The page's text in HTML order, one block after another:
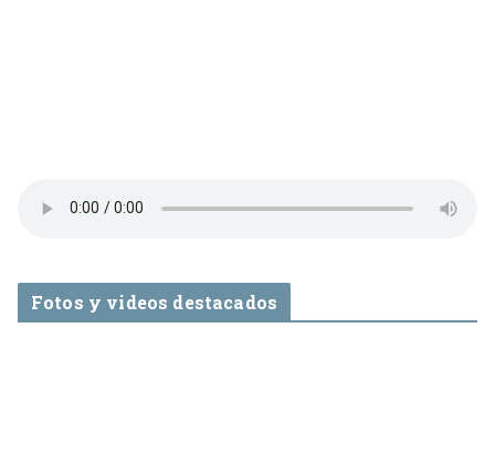
Fotos y videos destacados